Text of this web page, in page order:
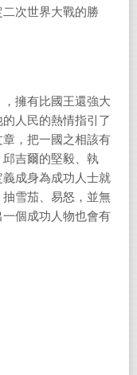
次世界大戰的勝
擁有比國王還強大
人民的熱情指引了
，把一國之相該有
吉爾的堅毅、執
成身為成功人士就
雪茄、易怒，並無
個成功人物也會有